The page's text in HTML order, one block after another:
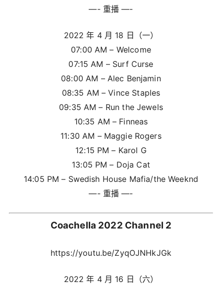
—- 重播 —-
2022 年 4 月 18 日（一）
07:00 AM – Welcome
07:15 AM – Surf Curse
08:00 AM – Alec Benjamin
08:35 AM – Vince Staples
09:35 AM – Run the Jewels
10:35 AM – Finneas
11:30 AM – Maggie Rogers
12:15 PM – Karol G
13:05 PM – Doja Cat
14:05 PM – Swedish House Mafia/the Weeknd
—- 重播 —-
Coachella 2022 Channel 2
https://youtu.be/ZyqOJNHkJGk
2022 年 4 月 16 日（六）